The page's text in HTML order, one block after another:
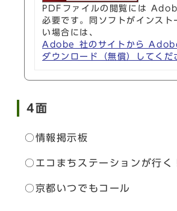
PDFファイルの閲覧には
必要です。同ソフトがインスト
い場合には、
Adobe 社のサイトから
ダウンロード（無償）してくだ
4面
○情報掲示板
○エコまちステーションが行く
○京都いつでもコール